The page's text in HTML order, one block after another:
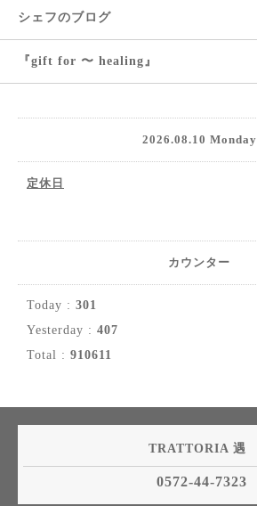
シェフのブログ
『gift for 〜 healing』
2026.08.10 Monday
定休日
カウンター
Today : 301
Yesterday : 407
Total : 910611
TRATTORIA 遇
0572-44-7323